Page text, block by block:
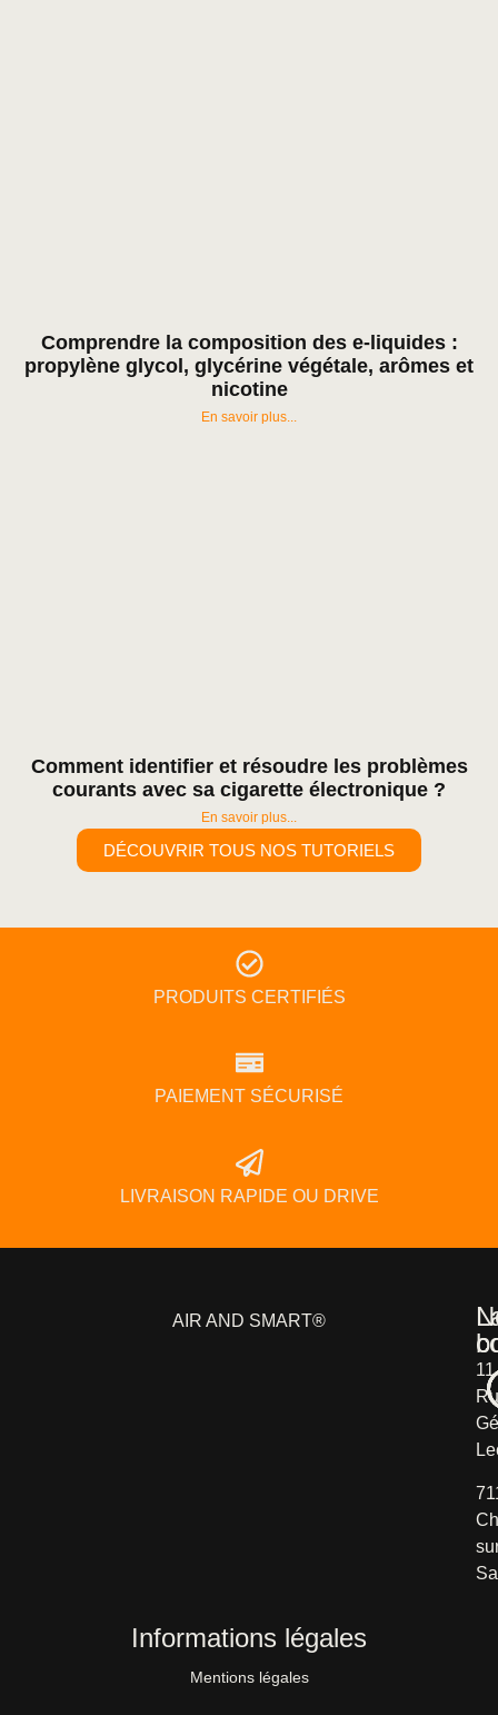
Comprendre la composition des e-liquides :
propylène glycol, glycérine végétale, arômes et
nicotine
En savoir plus...
Comment identifier et résoudre les problèmes
courants avec sa cigarette électronique ?
En savoir plus...
DÉCOUVRIR TOUS NOS TUTORIELS
PRODUITS CERTIFIÉS
PAIEMENT SÉCURISÉ
LIVRAISON RAPIDE OU DRIVE
AIR AND SMART®
11
Informations légales
Mentions légales